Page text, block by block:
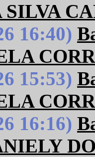
SILVA
16:40)
15:53)
16:16)